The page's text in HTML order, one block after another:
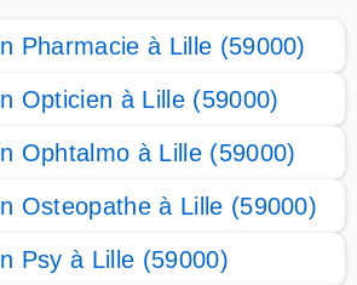
Pharmacie à Lille (59000)
Opticien à Lille (59000)
Ophtalmo à Lille (59000)
Osteopathe à Lille (59000)
Psy à Lille (59000)